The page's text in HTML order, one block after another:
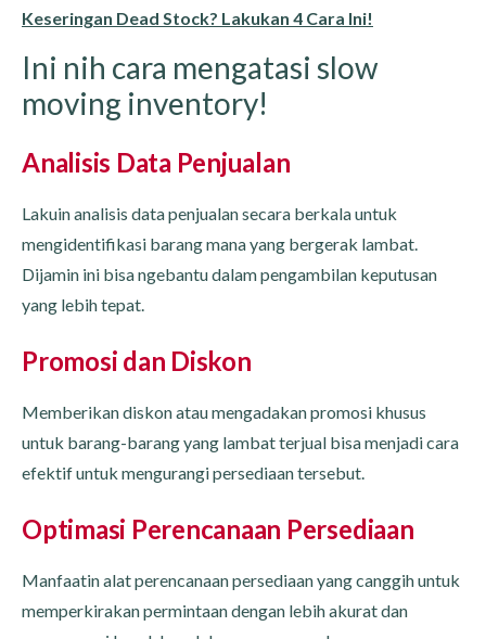
Keseringan Dead Stock? Lakukan 4 Cara Ini!
Ini nih cara mengatasi slow
moving inventory!
Analisis Data Penjualan
Lakuin analisis data penjualan secara berkala untuk
mengidentifikasi barang mana yang bergerak lambat.
Dijamin ini bisa ngebantu dalam pengambilan keputusan
yang lebih tepat.
Promosi dan Diskon
Memberikan diskon atau mengadakan promosi khusus
untuk barang-barang yang lambat terjual bisa menjadi cara
efektif untuk mengurangi persediaan tersebut.
Optimasi Perencanaan Persediaan
Manfaatin alat perencanaan persediaan yang canggih untuk
memperkirakan permintaan dengan lebih akurat dan